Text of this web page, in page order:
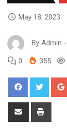
May 18, 2023
By Admin -
0 355
Share